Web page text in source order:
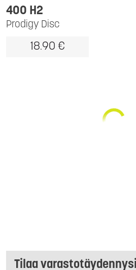
Prodigy Disc
400 H2
18.90 €
Tilaa